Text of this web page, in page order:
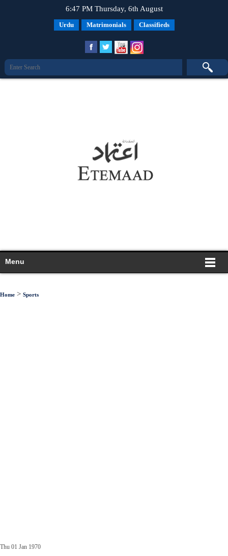
6:47 PM Thursday, 6th August
Urdu Matrimonials Classifieds
Menu
Home > Sports
Thu 01 Jan 1970